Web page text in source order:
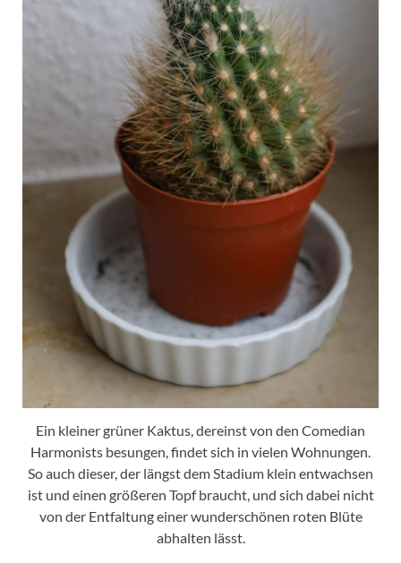
Ein kleiner grüner Kaktus, dereinst von den Comedian
Harmonists besungen, findet sich in vielen Wohnungen.
So auch dieser, der längst dem Stadium klein entwachsen
ist und einen größeren Topf braucht, und sich dabei nicht
von der Entfaltung einer wunderschönen roten Blüte
abhalten lässt.